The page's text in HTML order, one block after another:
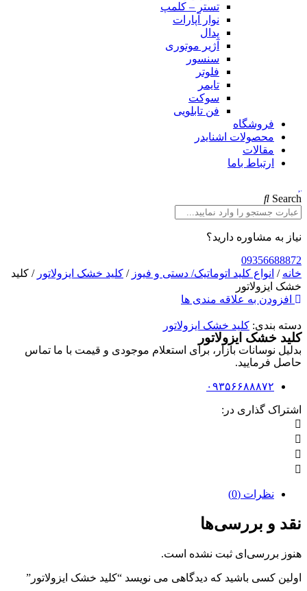
تستر – کلمپ
نوار آپارات
پدال
آژیر موتوری
سنسور
فلوتر
تایمر
سوکت
فن تابلویی
فروشگاه
محصولات اشنایدر
مقالات
ارتباط باما
Search
نیاز به مشاوره دارید؟
09356688872
خانه / انواع کلید اتوماتیک/ دستی و فیوز / کلید خشک ایزولاتور / کلید
خشک ایزولاتور
افزودن به علاقه مندی ها
دسته بندی: کلید خشک ایزولاتور
کلید خشک ایزولاتور
بدلیل نوسانات بازار، برای استعلام موجودی و قیمت با ما تماس
حاصل فرمایید.
۰۹۳۵۶۶۸۸۸۷۲
اشتراک گذاری در:
نظرات (0)
نقد و بررسی‌ها
هنوز بررسی‌ای ثبت نشده است.
اولین کسی باشید که دیدگاهی می نویسد “کلید خشک ایزولاتور”